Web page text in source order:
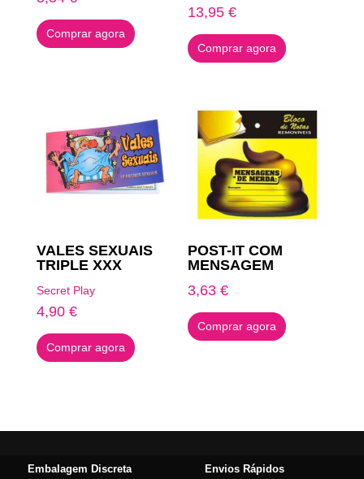
Comprar agora
13,95€
Comprar agora
VALES SEXUAIS
TRIPLE XXX
Secret Play
4,90 €
Comprar agora
POST-IT COM
MENSAGEM
3,63€
Comprar agora
Embalagem Discreta Envios Rápidos